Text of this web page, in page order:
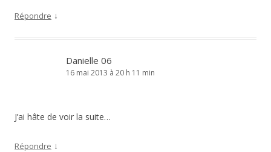
Répondre ↓
Danielle 06
16 mai 2013 à 20 h 11 min
J’ai hâte de voir la suite…
Répondre ↓